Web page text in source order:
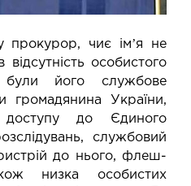
чиє імʼя не
відсутність особистого
його службове
громадянина України,
до Єдиного
службовий
до нього, флеш-
низка особистих